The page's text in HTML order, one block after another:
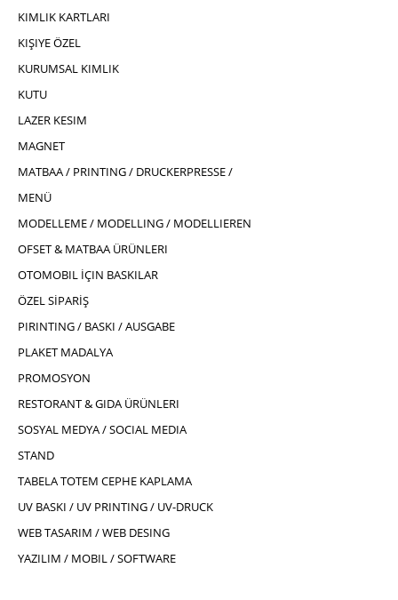
KIMLIK KARTLARI
KIŞIYE ÖZEL
KURUMSAL KIMLIK
KUTU
LAZER KESIM
MAGNET
MATBAA / PRINTING / DRUCKERPRESSE /
MENÜ
MODELLEME / MODELLING / MODELLIEREN
OFSET & MATBAA ÜRÜNLERI
OTOMOBIL İÇIN BASKILAR
ÖZEL SİPARİŞ
PIRINTING / BASKI / AUSGABE
PLAKET MADALYA
PROMOSYON
RESTORANT & GIDA ÜRÜNLERI
SOSYAL MEDYA / SOCIAL MEDIA
STAND
TABELA TOTEM CEPHE KAPLAMA
UV BASKI / UV PRINTING / UV-DRUCK
WEB TASARIM / WEB DESING
YAZILIM / MOBIL / SOFTWARE